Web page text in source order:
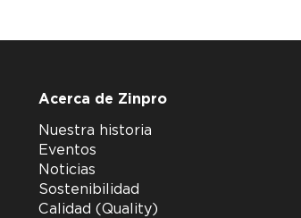
Acerca de Zinpro
Nuestra historia
Eventos
Noticias
Sostenibilidad
Calidad (Quality)